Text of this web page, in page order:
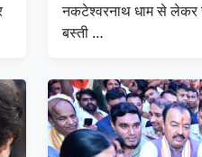
नकटेश्वरनाथ धाम से
बस्ती …